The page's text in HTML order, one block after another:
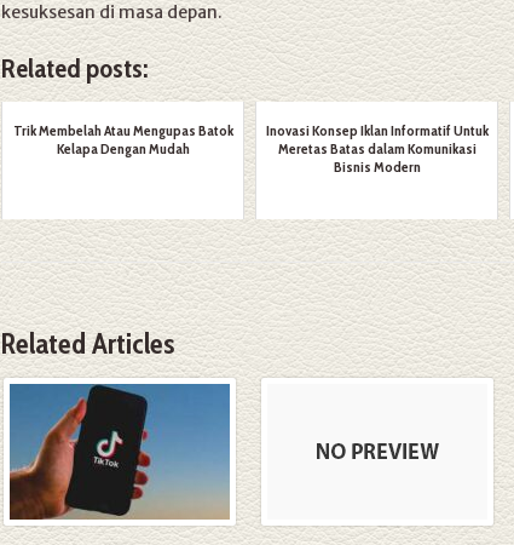
kesuksesan di masa depan.
Related posts:
Trik Membelah Atau Mengupas Batok
Kelapa Dengan Mudah
Inovasi Konsep Iklan Informatif Untuk
Meretas Batas dalam Komunikasi
Bisnis Modern
Related Articles